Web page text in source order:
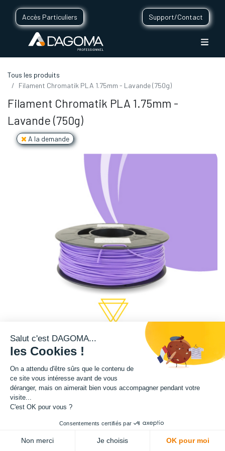
Accès Particuliers Support/Contact
Tous les produits
Filament Chromatik PLA 1.75mm - Lavande (750g)
Filament Chromatik PLA 1.75mm -
Lavande (750g)
A la demande
Cette bobine de teinte violette est disponible en format 750g.
Matière : PLA
Diamètre : 1.75 mm
Salut c'est DAGOMA...
les Cookies !
On a attendu d'être sûrs que le contenu de
ce site vous intéresse avant de vous
déranger, mais on aimerait bien vous accompagner pendant votre
visite...
C'est OK pour vous ?
Consentements certifiés par
Non merci Je choisis OK pour moi